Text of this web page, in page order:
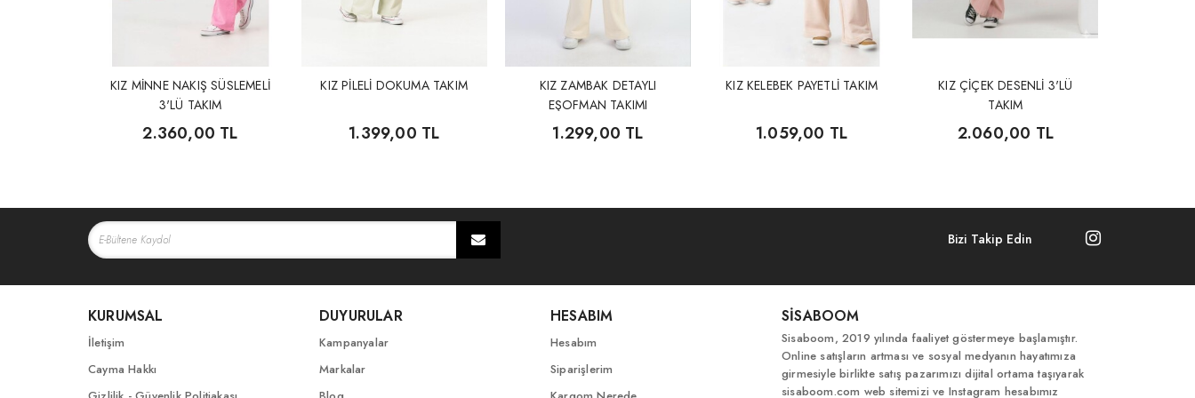
KIZ MİNNE NAKIŞ SÜSLEMELİ
3'LÜ TAKIM
2.360,00 TL
KIZ PİLELİ DOKUMA TAKIM
1.399,00 TL
KIZ ZAMBAK DETAYLI
EŞOFMAN TAKIMI
1.299,00 TL
KIZ KELEBEK PAYETLİ TAKIM
1.059,00 TL
KIZ ÇİÇEK DESENLİ 3'LÜ
TAKIM
2.060,00 TL
Bizi Takip Edin
KURUMSAL
İletişim
Cayma Hakkı
DUYURULAR
Kampanyalar
Markalar
HESABIM
Hesabım
Siparişlerim
SİSABOOM
Sisaboom, 2019 yılında faaliyet göstermeye başlamıştır.
Online satışların artması ve sosyal medyanın hayatımıza
girmesiyle birlikte satış pazarımızı dijital ortama taşıyarak
sisaboom.com web sitemizi ve Instagram hesabımız